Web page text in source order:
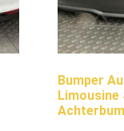
Bumper
Limousine